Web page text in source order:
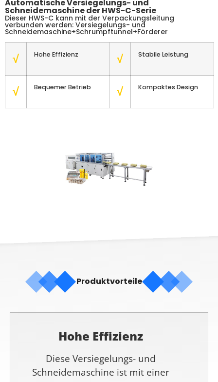
Automatische Versiegelungs- und
Schneidemaschine der HWS-C-Serie
Dieser HWS-C kann mit der Verpackungsleitung
verbunden werden: Versiegelungs- und
Schneidemaschine+Schrumpftunnel+Förderer
√ Hohe Effizienz √ Stabile Leistung
√ Bequemer Betrieb √ Kompaktes Design
Produktvorteile
Hohe Effizienz
Diese Versiegelungs- und
Schneidemaschine ist mit einer